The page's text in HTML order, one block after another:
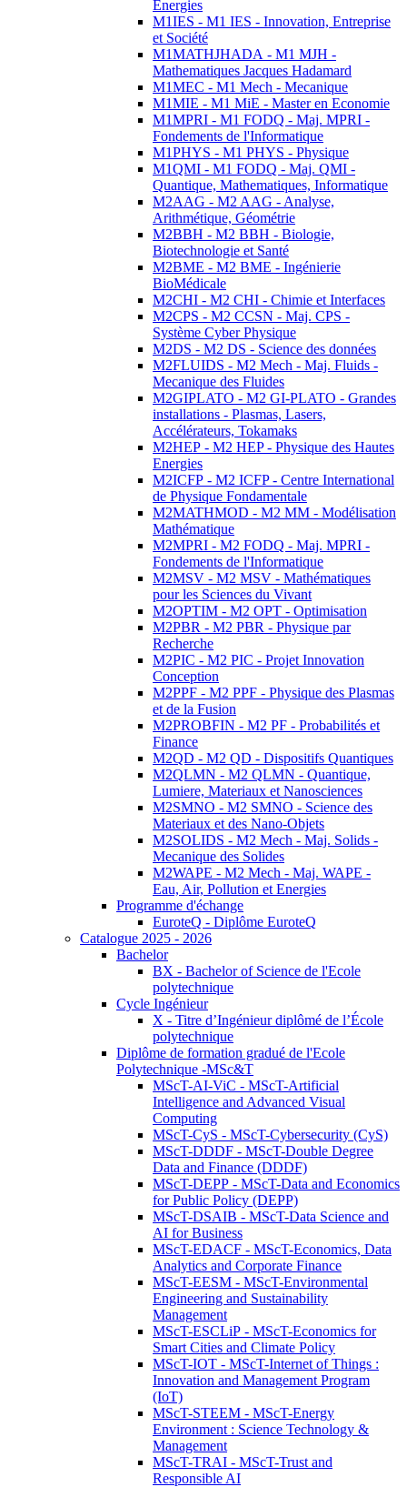
Energies
M1IES - M1 IES - Innovation, Entreprise
et Société
M1MATHJHADA - M1 MJH -
Mathematiques Jacques Hadamard
M1MEC - M1 Mech - Mecanique
M1MIE - M1 MiE - Master en Economie
M1MPRI - M1 FODQ - Maj. MPRI -
Fondements de l'Informatique
M1PHYS - M1 PHYS - Physique
M1QMI - M1 FODQ - Maj. QMI -
Quantique, Mathematiques, Informatique
M2AAG - M2 AAG - Analyse,
Arithmétique, Géométrie
M2BBH - M2 BBH - Biologie,
Biotechnologie et Santé
M2BME - M2 BME - Ingénierie
BioMédicale
M2CHI - M2 CHI - Chimie et Interfaces
M2CPS - M2 CCSN - Maj. CPS -
Système Cyber Physique
M2DS - M2 DS - Science des données
M2FLUIDS - M2 Mech - Maj. Fluids -
Mecanique des Fluides
M2GIPLATO - M2 GI-PLATO - Grandes
installations - Plasmas, Lasers,
Accélérateurs, Tokamaks
M2HEP - M2 HEP - Physique des Hautes
Energies
M2ICFP - M2 ICFP - Centre International
de Physique Fondamentale
M2MATHMOD - M2 MM - Modélisation
Mathématique
M2MPRI - M2 FODQ - Maj. MPRI -
Fondements de l'Informatique
M2MSV - M2 MSV - Mathématiques
pour les Sciences du Vivant
M2OPTIM - M2 OPT - Optimisation
M2PBR - M2 PBR - Physique par
Recherche
M2PIC - M2 PIC - Projet Innovation
Conception
M2PPF - M2 PPF - Physique des Plasmas
et de la Fusion
M2PROBFIN - M2 PF - Probabilités et
Finance
M2QD - M2 QD - Dispositifs Quantiques
M2QLMN - M2 QLMN - Quantique,
Lumiere, Materiaux et Nanosciences
M2SMNO - M2 SMNO - Science des
Materiaux et des Nano-Objets
M2SOLIDS - M2 Mech - Maj. Solids -
Mecanique des Solides
M2WAPE - M2 Mech - Maj. WAPE -
Eau, Air, Pollution et Energies
Programme d'échange
EuroteQ - Diplôme EuroteQ
Catalogue 2025 - 2026
Bachelor
BX - Bachelor of Science de l'Ecole
polytechnique
Cycle Ingénieur
X - Titre d’Ingénieur diplômé de l’École
polytechnique
Diplôme de formation gradué de l'Ecole
Polytechnique -MSc&T
MScT-AI-ViC - MScT-Artificial
Intelligence and Advanced Visual
Computing
MScT-CyS - MScT-Cybersecurity (CyS)
MScT-DDDF - MScT-Double Degree
Data and Finance (DDDF)
MScT-DEPP - MScT-Data and Economics
for Public Policy (DEPP)
MScT-DSAIB - MScT-Data Science and
AI for Business
MScT-EDACF - MScT-Economics, Data
Analytics and Corporate Finance
MScT-EESM - MScT-Environmental
Engineering and Sustainability
Management
MScT-ESCLiP - MScT-Economics for
Smart Cities and Climate Policy
MScT-IOT - MScT-Internet of Things :
Innovation and Management Program
(IoT)
MScT-STEEM - MScT-Energy
Environment : Science Technology &
Management
MScT-TRAI - MScT-Trust and
Responsible AI